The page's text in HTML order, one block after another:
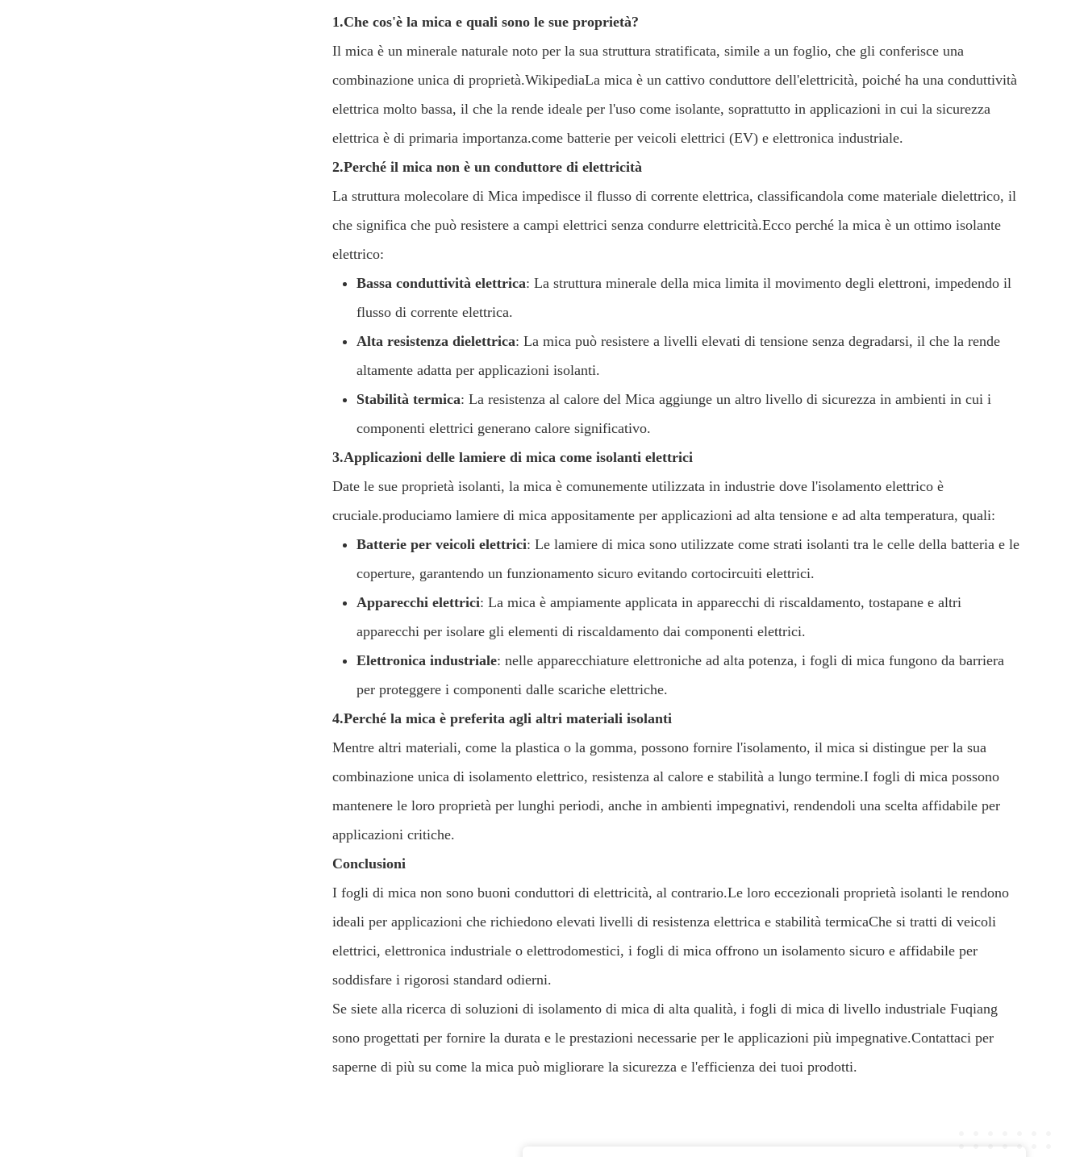
1.Che cos'è la mica e quali sono le sue proprietà?
Il mica è un minerale naturale noto per la sua struttura stratificata, simile a un foglio, che gli conferisce una
combinazione unica di proprietà.WikipediaLa mica è un cattivo conduttore dell'elettricità, poiché ha una conduttività
elettrica molto bassa, il che la rende ideale per l'uso come isolante, soprattutto in applicazioni in cui la sicurezza
elettrica è di primaria importanza.come batterie per veicoli elettrici (EV) e elettronica industriale.
2.Perché il mica non è un conduttore di elettricità
La struttura molecolare di Mica impedisce il flusso di corrente elettrica, classificandola come materiale dielettrico, il
che significa che può resistere a campi elettrici senza condurre elettricità.Ecco perché la mica è un ottimo isolante
elettrico:
Bassa conduttività elettrica: La struttura minerale della mica limita il movimento degli elettroni, impedendo il
flusso di corrente elettrica.
Alta resistenza dielettrica: La mica può resistere a livelli elevati di tensione senza degradarsi, il che la rende
altamente adatta per applicazioni isolanti.
Stabilità termica: La resistenza al calore del Mica aggiunge un altro livello di sicurezza in ambienti in cui i
componenti elettrici generano calore significativo.
3.Applicazioni delle lamiere di mica come isolanti elettrici
Date le sue proprietà isolanti, la mica è comunemente utilizzata in industrie dove l'isolamento elettrico è
cruciale.produciamo lamiere di mica appositamente per applicazioni ad alta tensione e ad alta temperatura, quali:
Batterie per veicoli elettrici: Le lamiere di mica sono utilizzate come strati isolanti tra le celle della batteria e le
coperture, garantendo un funzionamento sicuro evitando cortocircuiti elettrici.
Apparecchi elettrici: La mica è ampiamente applicata in apparecchi di riscaldamento, tostapane e altri
apparecchi per isolare gli elementi di riscaldamento dai componenti elettrici.
Elettronica industriale: nelle apparecchiature elettroniche ad alta potenza, i fogli di mica fungono da barriera
per proteggere i componenti dalle scariche elettriche.
4.Perché la mica è preferita agli altri materiali isolanti
Mentre altri materiali, come la plastica o la gomma, possono fornire l'isolamento, il mica si distingue per la sua
combinazione unica di isolamento elettrico, resistenza al calore e stabilità a lungo termine.I fogli di mica possono
mantenere le loro proprietà per lunghi periodi, anche in ambienti impegnativi, rendendoli una scelta affidabile per
applicazioni critiche.
Conclusioni
I fogli di mica non sono buoni conduttori di elettricità, al contrario.Le loro eccezionali proprietà isolanti le rendono
ideali per applicazioni che richiedono elevati livelli di resistenza elettrica e stabilità termicaChe si tratti di veicoli
elettrici, elettronica industriale o elettrodomestici, i fogli di mica offrono un isolamento sicuro e affidabile per
soddisfare i rigorosi standard odierni.
Se siete alla ricerca di soluzioni di isolamento di mica di alta qualità, i fogli di mica di livello industriale Fuqiang
sono progettati per fornire la durata e le prestazioni necessarie per le applicazioni più impegnative.Contattaci per
saperne di più su come la mica può migliorare la sicurezza e l'efficienza dei tuoi prodotti.